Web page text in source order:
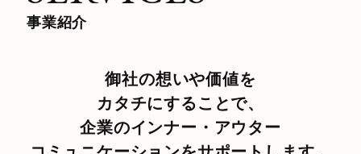
事業紹介
御社の想いや価値を
カタチにすることで、
企業のインナー・アウター